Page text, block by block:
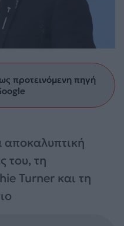
προτεινόμενη πηγή
αποκαλυπτική
του, τη
Turner και τη